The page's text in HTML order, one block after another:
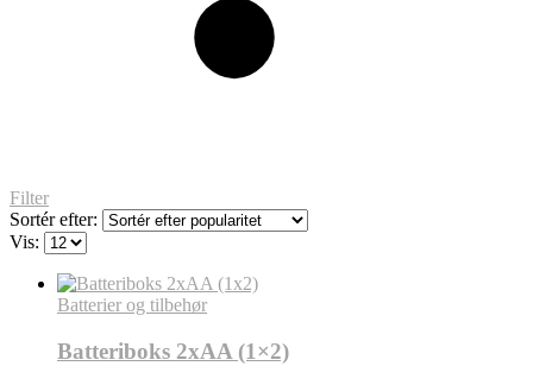
Filter
Sortér efter:
Vis:
Batterier og tilbehør
Batteriboks 2xAA (1×2)